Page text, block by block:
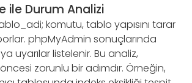
ile Durum Analizi
komutu, tablo yapısını tarar
phpMyAdmin sonuçlarında
uyarılar listelenir. Bu analiz,
zorunlu bir adımdır. Örneğin,